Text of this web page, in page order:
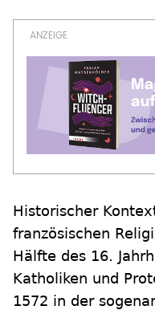
Historischer
französischen
Hälfte des 16.
Katholiken und
1572 in der